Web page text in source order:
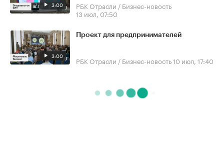
3:00
РБК Отрасли / Бизнес-новость
13 июл, 07:50
3:00
Проект для предпринимателей
РБК Отрасли / Бизнес-новость10 июл, 17:40